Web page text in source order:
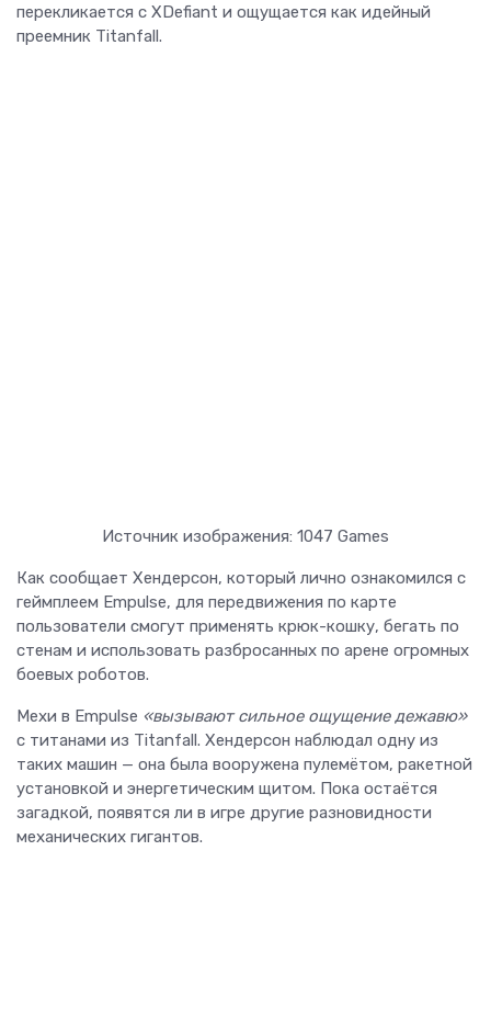
перекликается с XDefiant и ощущается как идейный
преемник Titanfall.
Источник изображения: 1047 Games
Как сообщает Хендерсон, который лично ознакомился с
геймплеем Empulse, для передвижения по карте
пользователи смогут применять крюк-кошку, бегать по
стенам и использовать разбросанных по арене огромных
боевых роботов.
Мехи в Empulse «вызывают сильное ощущение дежавю»
с титанами из Titanfall. Хендерсон наблюдал одну из
таких машин — она была вооружена пулемётом, ракетной
установкой и энергетическим щитом. Пока остаётся
загадкой, появятся ли в игре другие разновидности
механических гигантов.